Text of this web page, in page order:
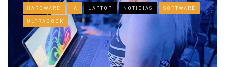
HARDWARE IA LAPTOP NOTICIAS SOFTWARE
ULTRABOOK